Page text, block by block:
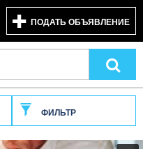
ПОДАТЬ ОБЪЯВЛЕНИЕ
ФИЛЬТР